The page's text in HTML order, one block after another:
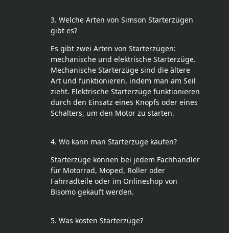
3. Welche Arten von Simson Starterzügen
gibt es?
Es gibt zwei Arten von Starterzügen:
mechanische und elektrische Starterzüge.
Mechanische Starterzüge sind die ältere
Art und funktionieren, indem man am Seil
zieht. Elektrische Starterzüge funktionieren
durch den Einsatz eines Knopfs oder eines
Schalters, um den Motor zu starten.
4. Wo kann man Starterzüge kaufen?
Starterzüge können bei jedem Fachhändler
für Motorrad, Moped, Roller oder
Fahrradteile oder im Onlineshop von
Bisomo gekauft werden.
5. Was kosten Starterzüge?